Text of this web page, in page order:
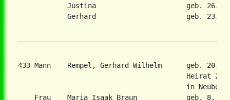
Justina                      geb. 26.
Gerhard                      geb. 23.
433 Mann    Rempel, Gerhard Wilhelm      geb. 20.
Heirat 28.
in
Frau    Maria Isaak Braun            geb. 8.